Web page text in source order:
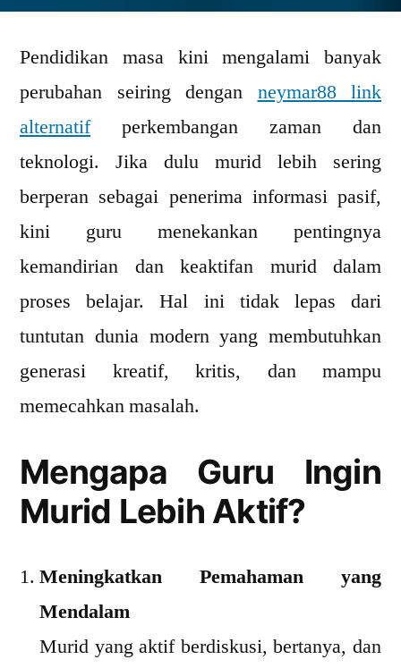
Kini:
Guru
Ingin
Murid
Aktif
dan
Pendidikan masa kini mengalami banyak
perubahan seiring dengan neymar88 link
alternatifperkembangan zaman dan
teknologi. Jika dulu murid lebih sering
berperan sebagai penerima informasi pasif,
kini guru menekankan pentingnya
kemandirian dan keaktifan murid dalam
proses belajar. Hal ini tidak lepas dari
tuntutan dunia modern yang membutuhkan
generasi kreatif, kritis, dan mampu
memecahkan masalah.
Mengapa Guru Ingin
Murid Lebih Aktif?
Meningkatkan Pemahaman yang
Mendalam
Murid yang aktif berdiskusi, bertanya, dan